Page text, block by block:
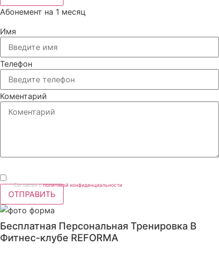
Абонемент на 1 месяц
Имя
Телефон
Коментарий
Согласен с политикой конфиденциальности
ОТПРАВИТЬ
Бесплатная Персональная Тренировка В
Фитнес-клубе REFORMA